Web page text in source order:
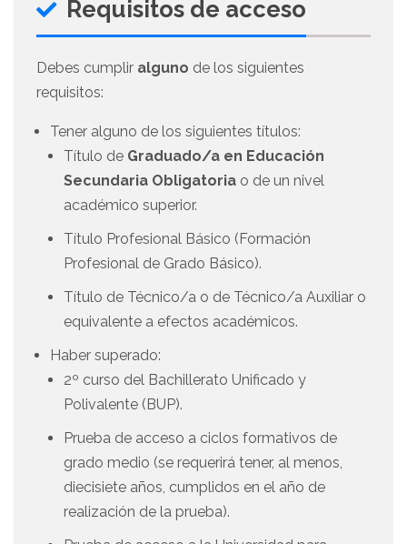
Requisitos de acceso
Debes cumplir alguno de los siguientes
requisitos:
Tener alguno de los siguientes títulos:
Título de Graduado/a en Educación
Secundaria Obligatoria o de un nivel
académico superior.
Título Profesional Básico (Formación
Profesional de Grado Básico).
Título de Técnico/a o de Técnico/a Auxiliar o
equivalente a efectos académicos.
Haber superado:
2º curso del Bachillerato Unificado y
Polivalente (BUP).
Prueba de acceso a ciclos formativos de
grado medio (se requerirá tener, al menos,
diecisiete años, cumplidos en el año de
realización de la prueba).